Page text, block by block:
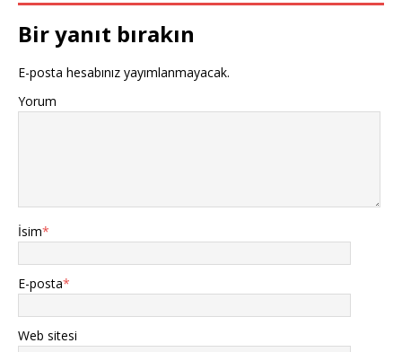
Bir yanıt bırakın
E-posta hesabınız yayımlanmayacak.
Yorum
İsim*
E-posta*
Web sitesi